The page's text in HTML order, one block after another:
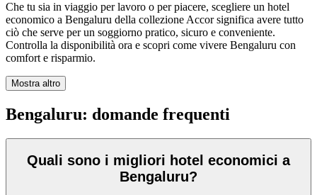
Che tu sia in viaggio per lavoro o per piacere, scegliere un hotel
economico a Bengaluru della collezione Accor significa avere tutto
ciò che serve per un soggiorno pratico, sicuro e conveniente.
Controlla la disponibilità ora e scopri come vivere Bengaluru con
comfort e risparmio.
Mostra altro
Bengaluru: domande frequenti
Quali sono i migliori hotel economici a
Bengaluru?